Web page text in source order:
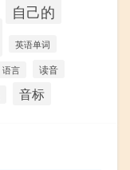
自己的
英语单词
语言 读音
音标